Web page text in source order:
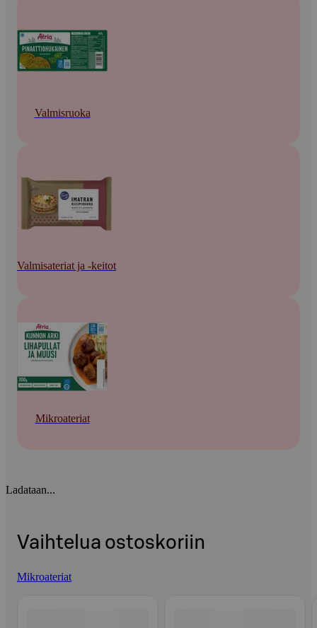
Valmisruoka
Valmisateriat ja -keitot
Mikroateriat
Ladataan...
Vaihtelua ostoskoriin
Mikroateriat